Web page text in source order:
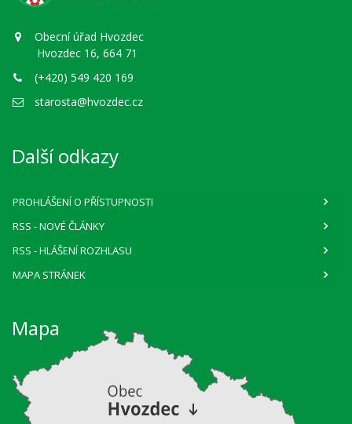
Obecní úřad Hvozdec
Hvozdec 16, 664 71
(+420) 549 420 169
starosta@hvozdec.cz
Další odkazy
PROHLÁŠENÍ O PŘÍSTUPNOSTI
RSS - NOVÉ ČLÁNKY
RSS - HLÁŠENÍ ROZHLASU
MAPA STRÁNEK
Mapa